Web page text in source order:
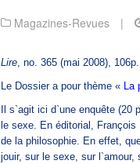
Magazines-Revues |
Lire, no. 365 (mai 2008),
Le Dossier a pour thème « La
Il s`agit ici d`une enquête
le sexe. En éditorial,
de la philosophie. En effet,
jouir, sur le sexe, sur